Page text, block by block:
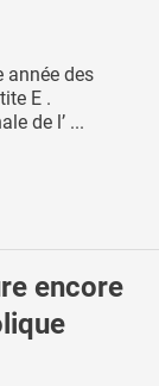
année des
E .
de l’ ...
encore